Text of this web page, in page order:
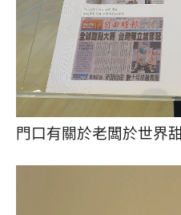
門口有關於老闆於世界